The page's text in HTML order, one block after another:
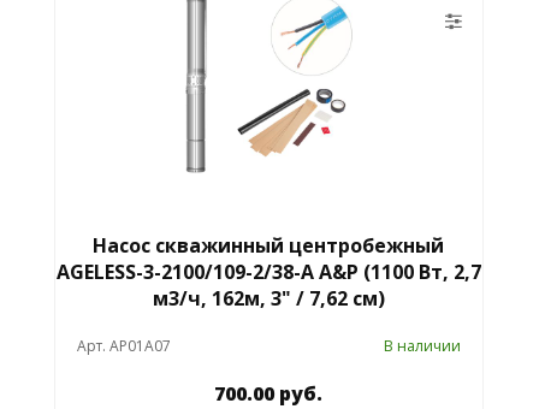
Насос скважинный центробежный
AGELESS-3-2100/109-2/38-A A&P (1100 Вт, 2,7
м3/ч, 162м, 3" / 7,62 см)
Арт. AP01A07 В наличии
700.00 руб.